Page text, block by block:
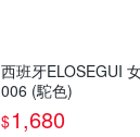
西班牙ELOSEGUI
006 (駝色)
$1,680